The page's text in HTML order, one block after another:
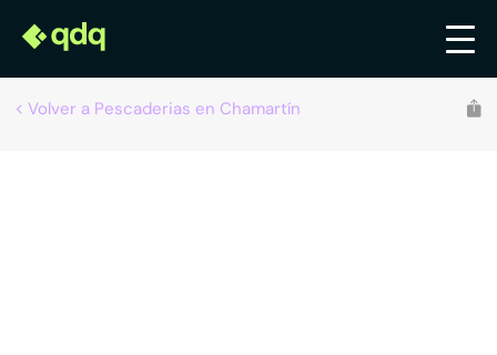
Volver a Pescaderias en Chamartín